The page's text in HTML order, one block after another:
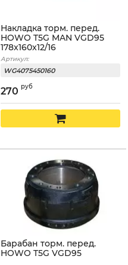
Накладка торм. перед.
HOWO T5G MAN VGD95
178x160x12/16
Артикул:
WG4075450160
270 руб
Барабан торм. перед.
HOWO T5G VGD95